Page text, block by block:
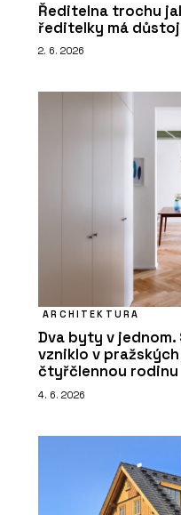
Ředitelna trochu
ředitelky má
2. 6. 2026
ARCHITEKTURA
Dva byty v
vzniklo v
čtyřčlennou rodinu
4. 6. 2026